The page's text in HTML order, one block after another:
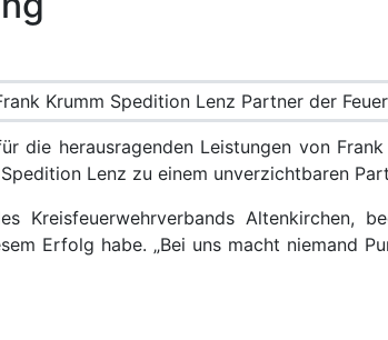
herausragenden Leistungen von
Lenz zu einem unverzichtbaren
Altenkirchen,
Erfolg habe. „Bei uns macht niemand